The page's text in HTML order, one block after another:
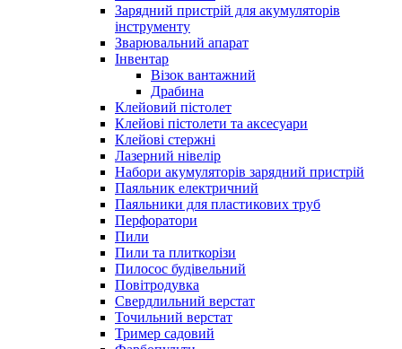
Зарядний пристрій для акумуляторів
інструменту
Зварювальний апарат
Інвентар
Візок вантажний
Драбина
Клейовий пістолет
Клейові пістолети та аксесуари
Клейові стержні
Лазерний нівелір
Набори акумуляторів зарядний пристрій
Паяльник електричний
Паяльники для пластикових труб
Перфоратори
Пили
Пили та плиткорізи
Пилосос будівельний
Повітродувка
Свердлильний верстат
Точильний верстат
Тример садовий